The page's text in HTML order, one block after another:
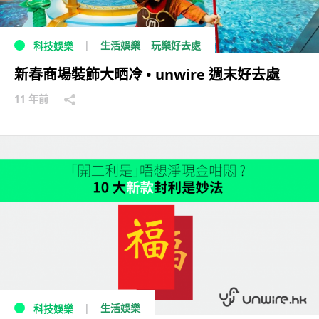
科技娛樂 生活娛樂 玩樂好去處
新春商場裝飾大晒冷 • unwire 週末好去處
11 年前
科技娛樂 生活娛樂